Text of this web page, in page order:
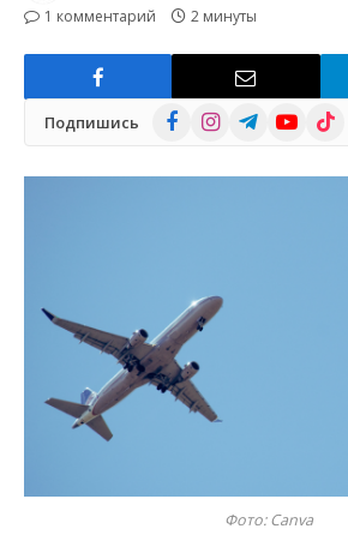
1 комментарий 2 минуты
Подпишись FacebookInstagramTelegramYouTube
TikTok
Фото: Canva